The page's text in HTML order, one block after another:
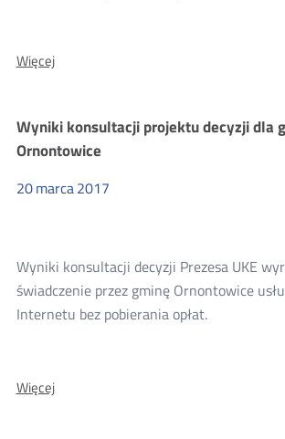
WięcejO:
decyzji
dla
Gminy
Wyniki konsultacji projektu decyzji dla
Ornontowice
20marca2017
Wyniki konsultacji decyzji Prezesa UKE
świadczenie przez gminę Ornontowice
Internetu bez pobierania opłat.
WięcejO: